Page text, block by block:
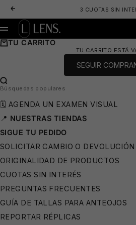
ANTERIOR
3 CUOTAS SIN
LENS. OPTICA ONLINE - LENTES DE
MENÚ
TU CARRITO
TU CARRITO ESTÁ
SEGUIR
BUSCAR…
Búsquedas populares
🗓️ AGENDA UN EXAMEN VISUAL
📍 NUESTRAS TIENDAS
SIGUE TU PEDIDO
SOLICITAR CAMBIO O DEVOLUCIÓN
ORIGINALIDAD DE PRODUCTOS
CUOTAS SIN INTERÉS
PREGUNTAS FRECUENTES
GUÍA DE TALLAS PARA ANTEOJOS
REPORTAR RÉPLICAS
🩳